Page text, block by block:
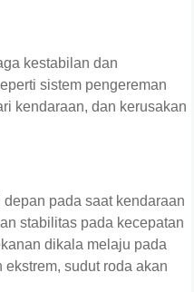
kestabilan dan
sistem pengereman
kendaraan, dan kerusakan
pada saat kendaraan
stabilitas pada kecepatan
dikala melaju pada
sudut roda akan